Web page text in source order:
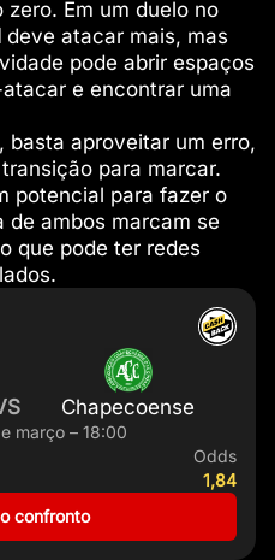
Em um duelo no
deve atacar mais, mas
pode abrir espaços
e encontrar uma
basta aproveitar um erro,
para marcar.
potencial para fazer o
de ambos marcam se
que pode ter redes
Chapecoense
março – 18:00
Odds
1,84
confronto